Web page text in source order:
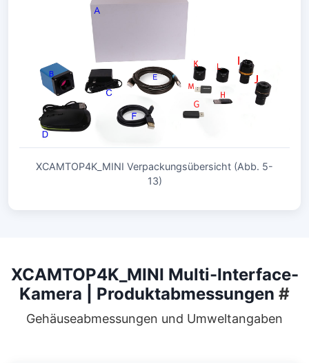
XCAMTOP4K_MINI Verpackungsübersicht (Abb. 5-
13)
XCAMTOP4K_MINI Multi-Interface-
Kamera | Produktabmessungen #
Gehäuseabmessungen und Umweltangaben